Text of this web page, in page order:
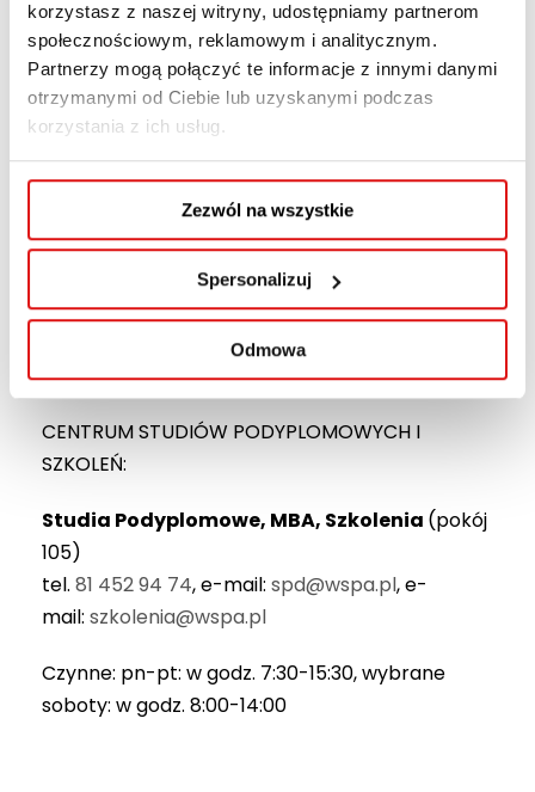
korzystasz z naszej witryny, udostępniamy partnerom
społecznościowym, reklamowym i analitycznym.
Partnerzy mogą połączyć te informacje z innymi danymi
otrzymanymi od Ciebie lub uzyskanymi podczas
korzystania z ich usług.
Zezwól na wszystkie
Spersonalizuj
Odmowa
października 2024 r. oraz złożą komplet
oryginałów dokumentów najpóźniej do 21.10.24 r.
Promocja na Dzień Nauczyciela nie łączy się z
innymi ofertami promocyjnymi, obowiązującymi
w WSPA w Lublinie.
Sprawdź takżeinne kierunki studiów
podyplomowychi inne promocjena naszej
stronie internetowej:
wspa.pl/rekrutacja/promocje-i-znizki-
CENTRUM STUDIÓW PODYPLOMOWYCH I
SZKOLEŃ:
Studia Podyplomowe, MBA, Szkolenia (pokój
105)
tel. 81 452 94 74, e-mail: spd@wspa.pl, e-
mail: szkolenia@wspa.pl
Czynne: pn-pt: w godz. 7:30-15:30, wybrane
soboty: w godz. 8:00-14:00